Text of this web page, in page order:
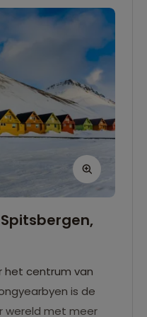
het centrum van
is de
wereld met meer